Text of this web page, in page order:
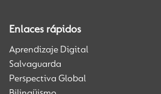
Enlaces rápidos
Aprendizaje Digital
Salvaguarda
Perspectiva Global